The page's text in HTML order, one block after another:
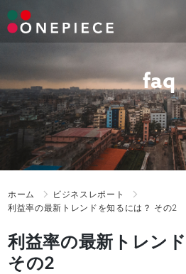
Skip
to
faq
ホーム
ビジネスレポート
利益率の最新トレンドを知るには？ その2
利益率の最新トレン
その2